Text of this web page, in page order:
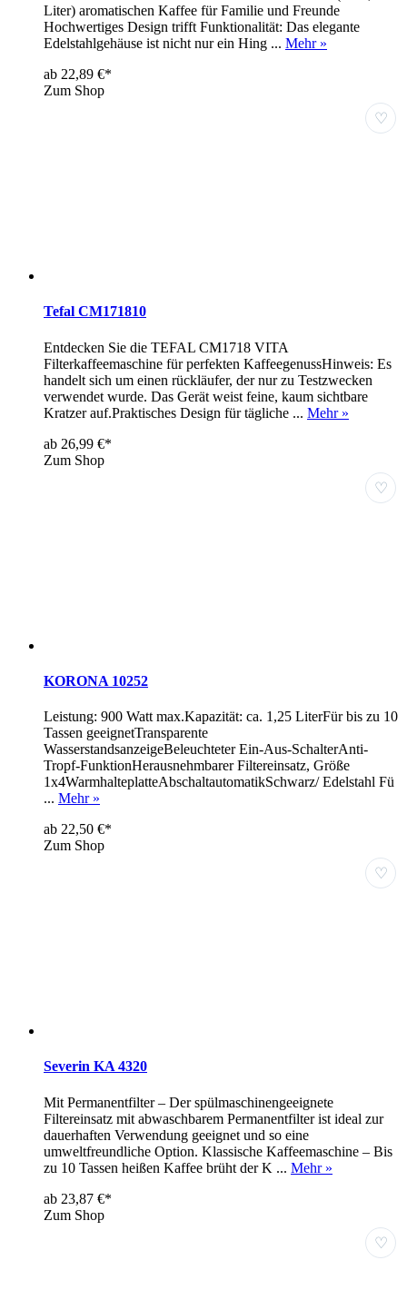
Liter) aromatischen Kaffee für Familie und Freunde
Hochwertiges Design trifft Funktionalität: Das elegante
Edelstahlgehäuse ist nicht nur ein Hing ... Mehr »
ab 22,89 €*
Zum Shop
♡
Tefal CM171810
Entdecken Sie die TEFAL CM1718 VITA
Filterkaffeemaschine für perfekten KaffeegenussHinweis: Es
handelt sich um einen rückläufer, der nur zu Testzwecken
verwendet wurde. Das Gerät weist feine, kaum sichtbare
Kratzer auf.Praktisches Design für tägliche ... Mehr »
ab 26,99 €*
Zum Shop
♡
KORONA 10252
Leistung: 900 Watt max.Kapazität: ca. 1,25 LiterFür bis zu 10
Tassen geeignetTransparente
WasserstandsanzeigeBeleuchteter Ein-Aus-SchalterAnti-
Tropf-FunktionHerausnehmbarer Filtereinsatz, Größe
1x4WarmhalteplatteAbschaltautomatikSchwarz/ Edelstahl Fü
... Mehr »
ab 22,50 €*
Zum Shop
♡
Severin KA 4320
Mit Permanentfilter – Der spülmaschinengeeignete
Filtereinsatz mit abwaschbarem Permanentfilter ist ideal zur
dauerhaften Verwendung geeignet und so eine
umweltfreundliche Option. Klassische Kaffeemaschine – Bis
zu 10 Tassen heißen Kaffee brüht der K ... Mehr »
ab 23,87 €*
Zum Shop
♡